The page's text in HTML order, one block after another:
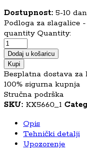
Dostupnost: 5-10
Podloga za slagalice
quantity Quantity:
Dodaj u košaricu
Kupi
Besplatna dostava
100% sigurna kupnja
Stručna podrška
SKU: KX5660_1
Opis
Tehnički detalji
Upozorenje